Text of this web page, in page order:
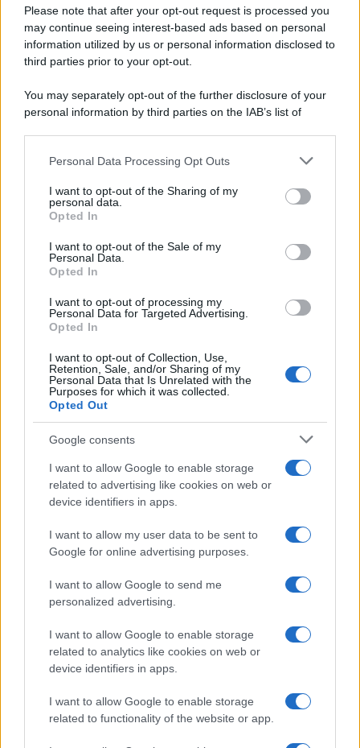
Please note that after your opt-out request is processed you
may continue seeing interest-based ads based on personal
information utilized by us or personal information disclosed to
third parties prior to your opt-out.
You may separately opt-out of the further disclosure of your
personal information by third parties on the IAB’s list of
This information may also be disclosed by us to third parties
disclose it to other third parties.
Please note that this website/app uses one or more Google
services and may gather and store information including but
not limited to your visit or usage behaviour. You may click to
grant or deny consent to Google and its third-party tags to
consent section.
Personal Data Processing Opt Outs
I want to opt-out of the Sharing of my
personal data.
Opted In
I want to opt-out of the Sale of my
Personal Data.
Opted In
I want to opt-out of processing my
Personal Data for Targeted Advertising.
Opted In
I want to opt-out of Collection, Use,
Retention, Sale, and/or Sharing of my
Personal Data that Is Unrelated with the
Purposes for which it was collected.
Opted Out
Google consents
I want to allow Google to enable storage
related to advertising like cookies on web or
device identifiers in apps.
I want to allow my user data to be sent to
Google for online advertising purposes.
I want to allow Google to send me
personalized advertising.
I want to allow Google to enable storage
related to analytics like cookies on web or
device identifiers in apps.
I want to allow Google to enable storage
related to functionality of the website or app.
Motors Magazine 365
Day Travel 365
Home Magazine 365
SecondHomeMagazine
InvestirMag
Germania
Investieren24
UK
News Hub UK
Lgbtq News
Investeren 24
NL Newz